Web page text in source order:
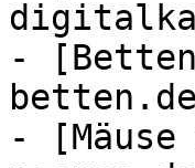
-
-